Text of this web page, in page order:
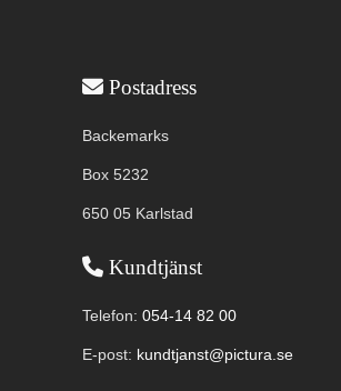
Användbar information
Postadress
Backemarks
Box 5232
650 05 Karlstad
Kundtjänst
Telefon: 054-14 82 00
E-post: kundtjanst@pictura.se